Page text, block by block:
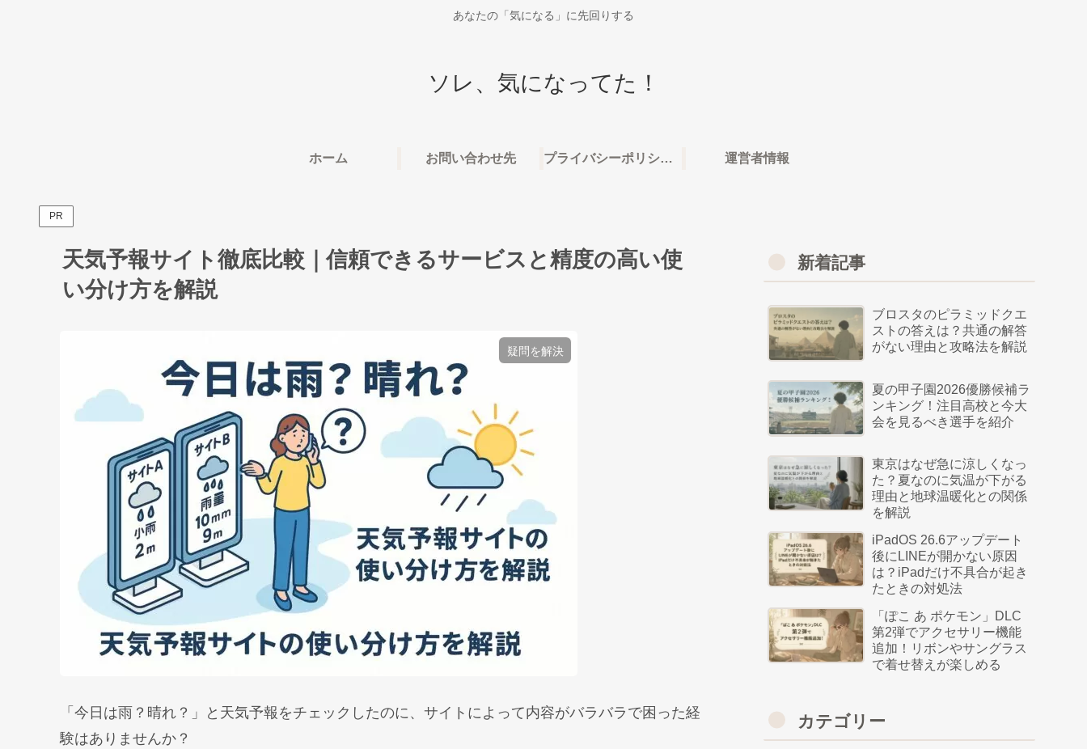
あなたの「気になる」に先回りする
ソレ、気になってた！
ホーム お問い合わせ先 プライバシーポリシー・免責事項 運営者情報
PR
天気予報サイト徹底比較｜信頼できるサービスと精度の高い使
い分け方を解説
疑問を解決
「今日は雨？晴れ？」と天気予報をチェックしたのに、サイトによって内容がバラバラで困った経
験はありませんか？
新着記事
ブロスタのピラミッドクエ
ストの答えは？共通の解答
がない理由と攻略法を解説
夏の甲子園2026優勝候補ラ
ンキング！注目高校と今大
会を見るべき選手を紹介
東京はなぜ急に涼しくなっ
た？夏なのに気温が下がる
理由と地球温暖化との関係
を解説
iPadOS 26.6アップデート
後にLINEが開かない原因
は？iPadだけ不具合が起き
たときの対処法
「ぽこ あ ポケモン」DLC
第2弾でアクセサリー機能
追加！リボンやサングラス
で着せ替えが楽しめる
カテゴリー